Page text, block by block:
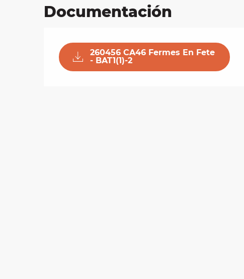
Documentación
260456 CA46 Fermes En Fete
- BAT1(1)-2